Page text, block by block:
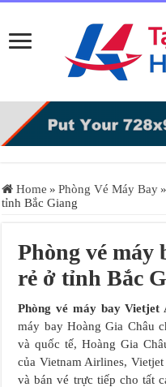
Home » Phòng Vé Máy Bay »
tỉnh Bắc Giang
Phòng vé máy
rẻ ở tỉnh Bắc
Phòng vé máy bayVietjet
máy bay Hoàng Gia Châu
và quốc tế, Hoàng Gia
của Vietnam Airlines,
và bán vé trực tiếp cho tất